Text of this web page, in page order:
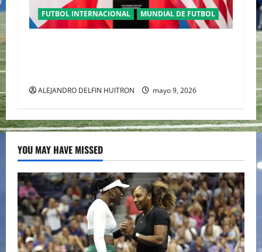
FUTBOL INTERNACIONAL MUNDIAL DE FUTBOL
ALEJANDRO DELFIN HUITRON mayo 9, 2026
YOU MAY HAVE MISSED